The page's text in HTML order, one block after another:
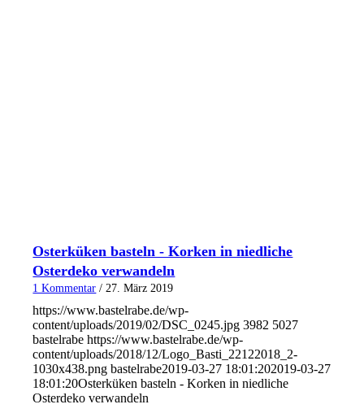
Osterküken basteln - Korken in niedliche
Osterdeko verwandeln
1 Kommentar / 27. März 2019
https://www.bastelrabe.de/wp-
content/uploads/2019/02/DSC_0245.jpg 3982 5027
bastelrabe https://www.bastelrabe.de/wp-
content/uploads/2018/12/Logo_Basti_22122018_2-
1030x438.png bastelrabe2019-03-27 18:01:202019-03-27
18:01:20Osterküken basteln - Korken in niedliche
Osterdeko verwandeln